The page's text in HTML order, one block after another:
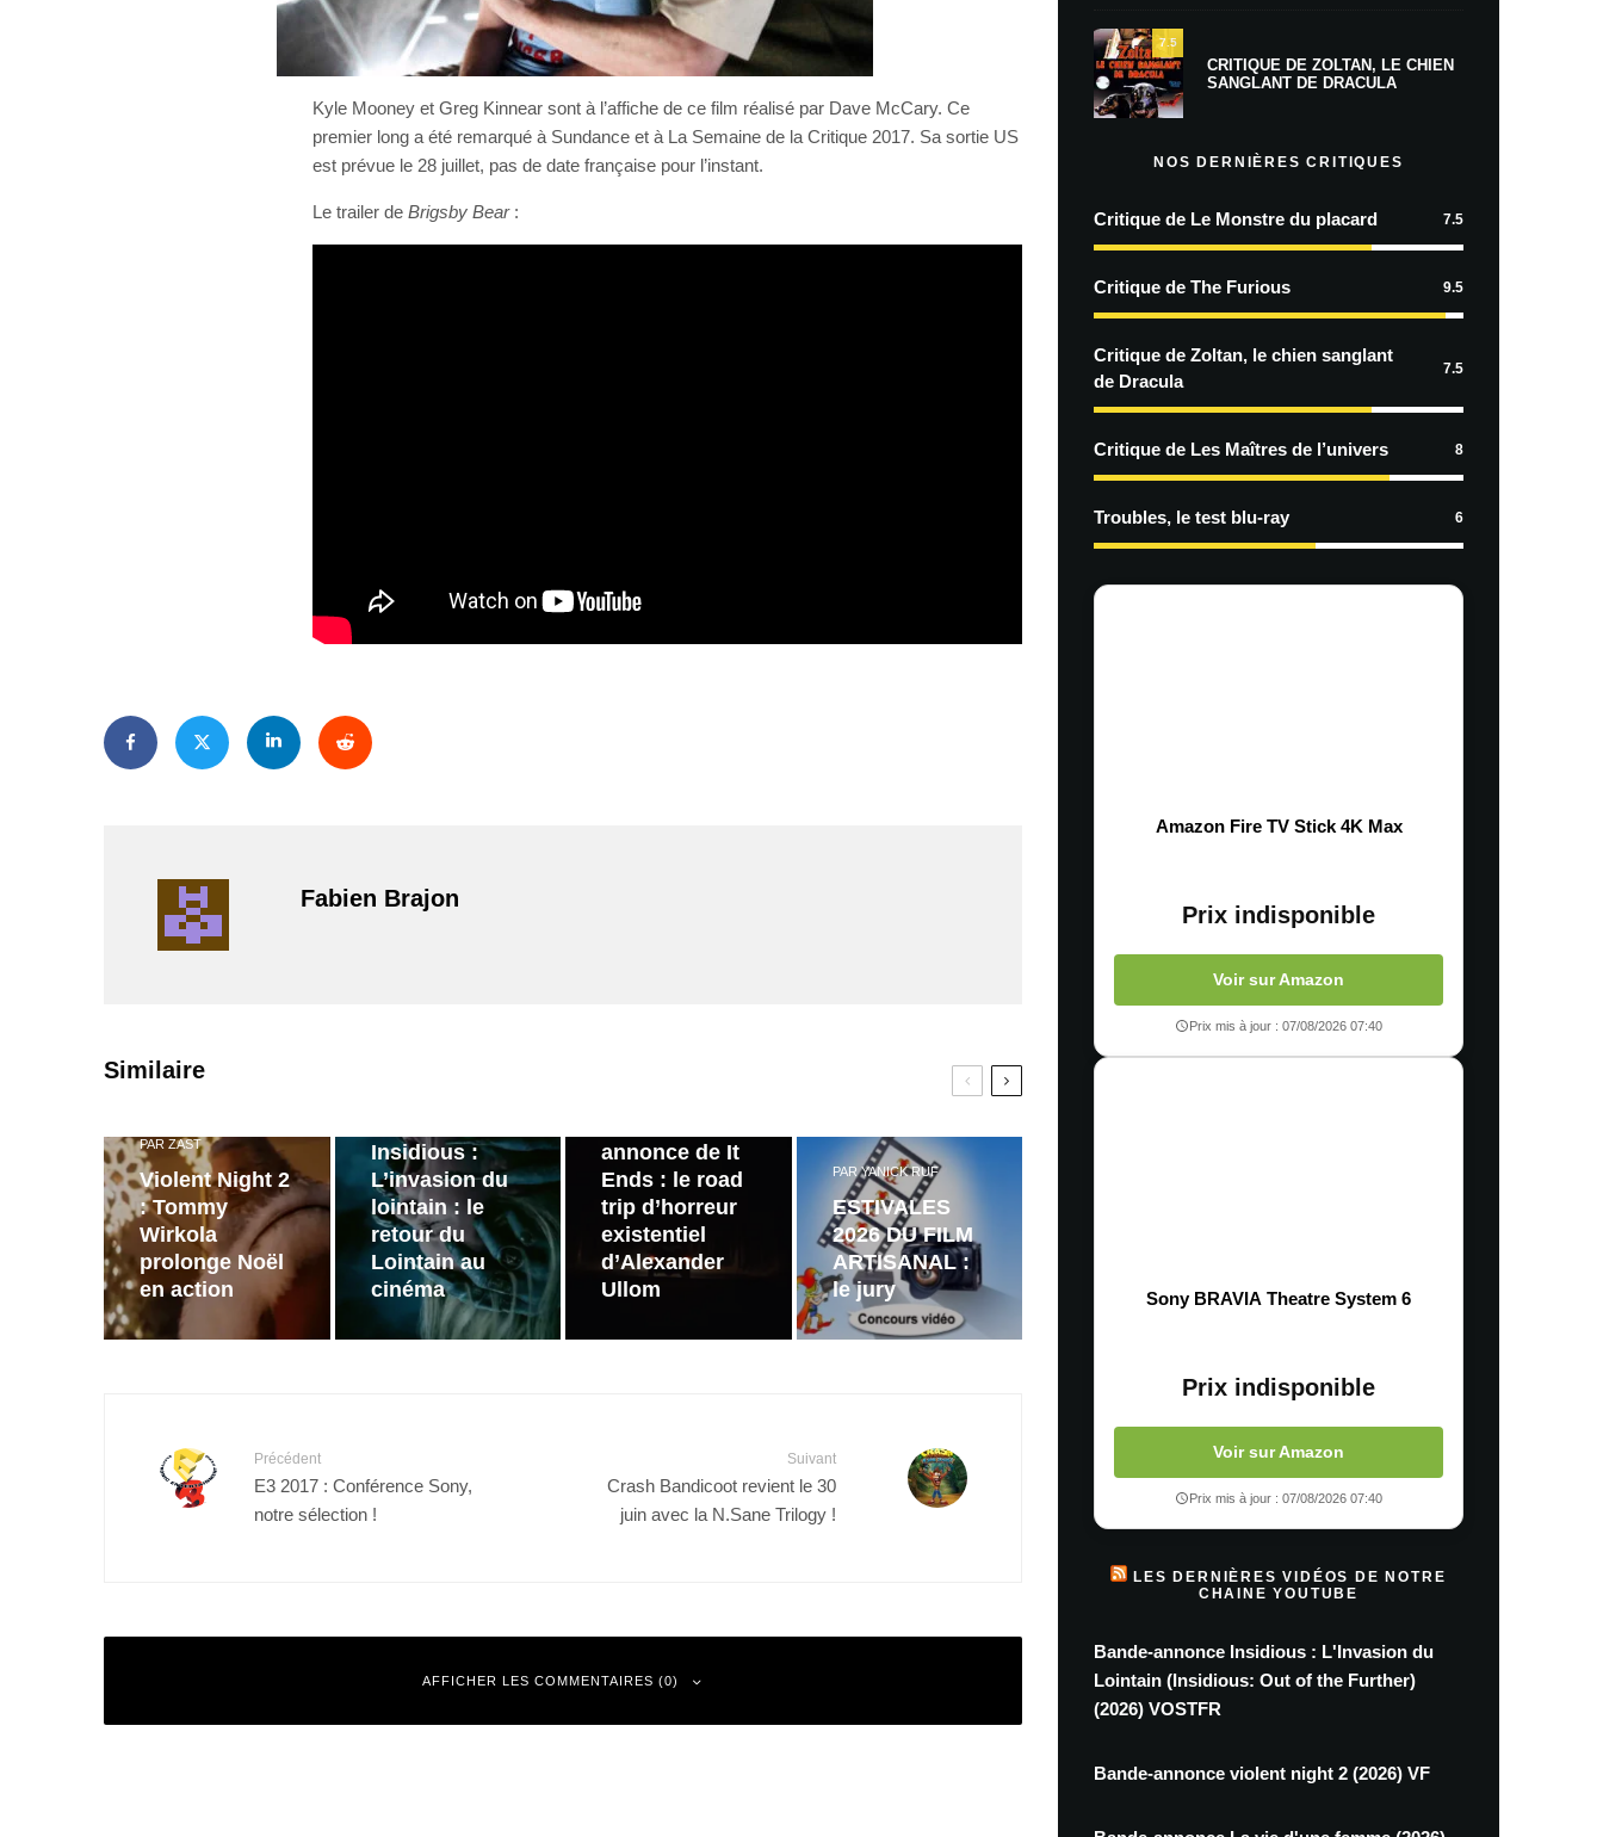
Kyle Mooney et Greg Kinnear sont à l’affiche de ce film réalisé par Dave McCary. Ce
premier long a été remarqué à Sundance et à La Semaine de la Critique 2017. Sa sortie US
est prévue le 28 juillet, pas de date française pour l’instant.
Le trailer de Brigsby Bear:
Fabien Brajon
Similaire
PAR ZAST
Violent Night 2
: Tommy
Wirkola
prolonge Noël
en action
Insidious :
L’invasion du
lointain : le
retour du
Lointain au
cinéma
annonce de It
Ends : le road
trip d’horreur
existentiel
d’Alexander
Ullom
PARYANICK RUF
ESTIVALES
2026 DU FILM
ARTISANAL :
le jury
Précédent
E3 2017 : Conférence Sony,
notre sélection !
Suivant
Crash Bandicoot revient le 30
juin avec la N.Sane Trilogy !
AFFICHER LES COMMENTAIRES (0)
7.5
CRITIQUE DE ZOLTAN, LE CHIEN
SANGLANT DE DRACULA
NOS DERNIÈRES CRITIQUES
Critique de Le Monstre du placard 7.5
Critique de The Furious 9.5
Critique de Zoltan, le chien sanglant
de Dracula
7.5
Critique de Les Maîtres de l’univers 8
Troubles, le test blu-ray 6
Amazon Fire TV Stick 4K Max
Prix indisponible
Voir sur Amazon
Prix mis à jour : 07/08/2026 07:40
Sony BRAVIA Theatre System 6
Prix indisponible
Voir sur Amazon
Prix mis à jour : 07/08/2026 07:40
LES DERNIÈRES VIDÉOS DE NOTRE
CHAINE YOUTUBE
Bande-annonce Insidious : L'Invasion du
Lointain (Insidious: Out of the Further)
(2026) VOSTFR
Bande-annonce violent night 2 (2026) VF